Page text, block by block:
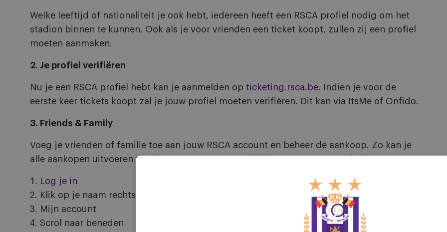
Welke leeftijd of nationaliteit je ook hebt, iedereen heeft een RSCA profiel nodig om het
stadion binnen te kunnen. Ook als je voor vrienden een ticket koopt, zullen zij een profiel
moeten aanmaken.
2. Je profiel verifiëren
Nu je een RSCA profiel hebt kan je aanmelden op ticketing.rsca.be. Indien je voor de
eerste keer tickets koopt zal je jouw profiel moeten verifiëren. Dit kan via ItsMe of Onfido.
3. Friends & Family
Voeg je vrienden of familie toe aan jouw RSCA account en beheer de aankoop. Zo kan je
alle aankopen uitvoeren vanuit 1 RSCA account zonder je apart te moeten inloggen.
Log je in
Klik op je naam rechtsboven
Mijn account
Scrol naar beneden